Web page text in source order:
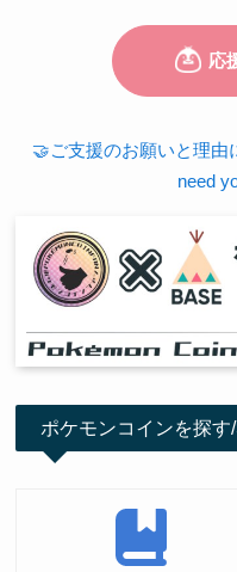
🤝ご支援のお願いと理由
need
ポケモンコインを探す